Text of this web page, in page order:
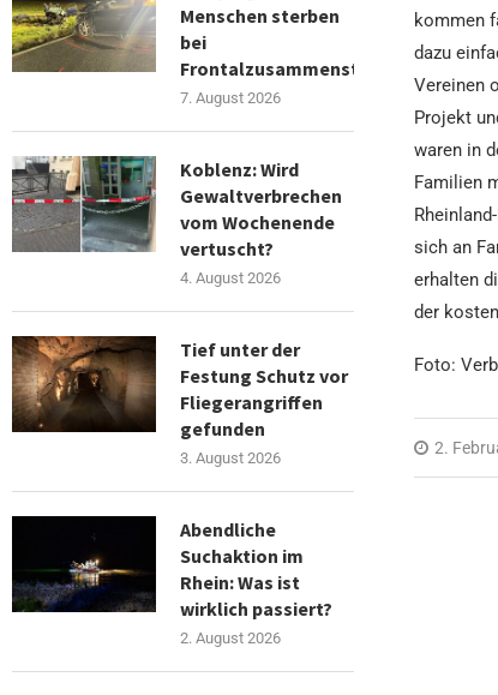
kommen
dazu
Vereinen
Projekt
waren in
Familien
sich an
erhalten
der
Foto:
2.
Menschen sterben
bei
Frontalzusammenstoß
7. August 2026
Koblenz: Wird
Gewaltverbrechen
vom Wochenende
vertuscht?
4. August 2026
Tief unter der
Festung Schutz vor
Fliegerangriffen
gefunden
3. August 2026
Abendliche
Suchaktion im
Rhein: Was ist
wirklich passiert?
2. August 2026